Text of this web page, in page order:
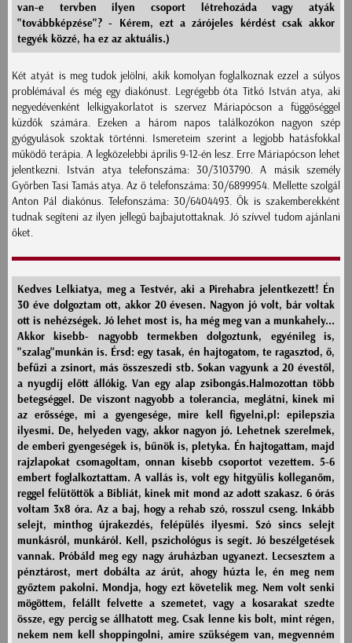
van-e tervben ilyen csoport létrehozáda vagy atyák
"továbbképzése"? - Kérem, ezt a zárójeles kérdést csak akkor
tegyék közzé, ha ez az aktuális.)
Két atyát is meg tudok jelölni, akik komolyan foglalkoznak ezzel a súlyos
problémával és még egy diakónust. Legrégebb óta Titkó István atya, aki
negyedévenként lelkigyakorlatot is szervez Máriapócson a függőséggel
küzdők számára. Ezeken a három napos találkozókon nagyon szép
gyógyulások szoktak történni. Ismereteim szerint a legjobb hatásfokkal
működő terápia. A legközelebbi április 9-12-én lesz. Erre Máriapócson lehet
jelentkezni. István atya telefonszáma: 30/3103790. A másik személy
Győrben Tasi Tamás atya. Az ő telefonszáma: 30/6899954. Mellette szolgál
Anton Pál diakónus. Telefonszáma: 30/6404493. Ők is szakemberekként
tudnak segíteni az ilyen jellegű bajbajutottaknak. Jó szívvel tudom ajánlani
őket.
Kedves Lelkiatya, meg a Testvér, aki a Pirehabra jelentkezett! Én
30 éve dolgoztam ott, akkor 20 évesen. Nagyon jó volt, bár voltak
ott is nehézségek. Jó lehet most is, ha még meg van a munkahely...
Akkor kisebb- nagyobb termekben dolgoztunk, egyénileg is,
"szalag"munkán is. Érsd: egy tasak, én hajtogatom, te ragasztod, ő,
befűzi a zsinort, más összeszedi stb. Sokan vagyunk a 20 évestől,
a nyugdíj előtt állókig. Van egy alap zsibongás.Halmozottan több
betegséggel. De viszont nagyobb a tolerancia, meglátni, kinek mi
az erőssége, mi a gyengesége, mire kell figyelni,pl: epilepszia
ilyesmi. De, helyeden vagy, akkor nagyon jó. Lehetnek szerelmek,
de emberi gyengeségek is, bűnök is, pletyka. Én hajtogattam, majd
rajzlapokat csomagoltam, onnan kisebb csoportot vezettem. 5-6
embert foglalkoztattam. A vallás is, volt egy hitgyülis kolleganőm,
reggel felütöttök a Bibliát, kinek mit mond az adott szakasz. 6 órás
voltam 3x8 óra. Az a baj, hogy a rehab szó, rosszul cseng. Inkább
selejt, minthog újrakezdés, felépülés ilyesmi. Szó sincs selejt
munkásról, munkáról. Kell, pszichológus is segít. Jó beszélgetések
vannak. Próbáld meg egy nagy áruházban ugyanezt. Lecsesztem a
pénztárost, mert dobálta az árút, ahogy húzta le, én meg nem
győztem pakolni. Mondja, hogy ezt követelik meg. Nem volt senki
mögöttem, felállt felvette a szemetet, vagy a kosarakat szedte
össze, egy percig se állhatott meg. Csak lenne kis bolt, mint régen,
nekem nem kell shoppingolni, amire szükségem van, megvenném